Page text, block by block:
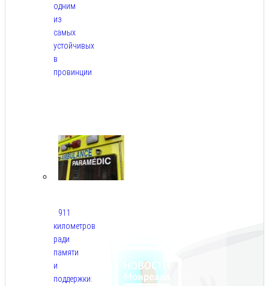
одним
из
самых
устойчивых
в
провинции
911
километров
ради
памяти
и
поддержки: